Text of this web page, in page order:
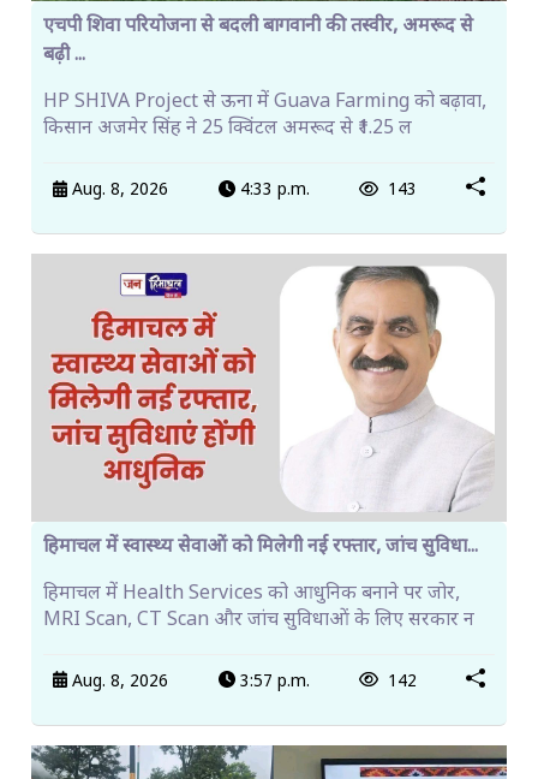
एचपी शिवा परियोजना से बदली बागवानी की तस्वीर, अमरूद से
बढ़ी ...
HP SHIVA Project से ऊना में Guava Farming को बढ़ावा,
किसान अजमेर सिंह ने 25 क्विंटल अमरूद से ₹1.25 ल
Aug. 8, 2026 4:33 p.m. 143
हिमाचल में स्वास्थ्य सेवाओं को मिलेगी नई रफ्तार, जांच सुविधा...
हिमाचल में Health Services को आधुनिक बनाने पर जोर,
MRI Scan, CT Scan और जांच सुविधाओं के लिए सरकार न
Aug. 8, 2026 3:57 p.m. 142